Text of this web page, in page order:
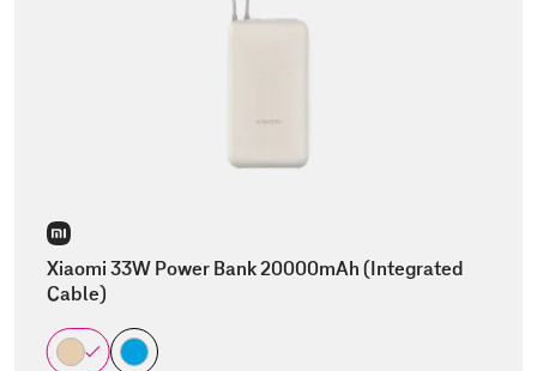
Xiaomi 33W Power Bank 20000mAh (Integrated
Cable)